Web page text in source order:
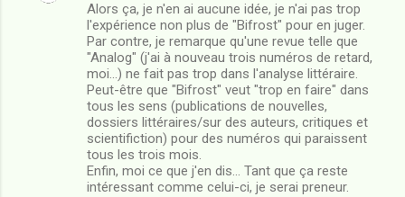
Alors ça, je n'en ai aucune idée, je n'ai pas trop
l'expérience non plus de "Bifrost" pour en juger.
Par contre, je remarque qu'une revue telle que
"Analog" (j'ai à nouveau trois numéros de retard,
moi...) ne fait pas trop dans l'analyse littéraire.
Peut-être que "Bifrost" veut "trop en faire" dans
tous les sens (publications de nouvelles,
dossiers littéraires/sur des auteurs, critiques et
scientifiction) pour des numéros qui paraissent
tous les trois mois.
Enfin, moi ce que j'en dis... Tant que ça reste
intéressant comme celui-ci, je serai preneur.